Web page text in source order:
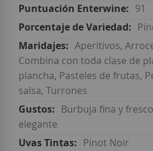
91
Aperitivos,
Combina con toda clase de
plancha, Pasteles de frutas,
salsa, Turrones
Burbuja fina y
elegante
Pinot Noir